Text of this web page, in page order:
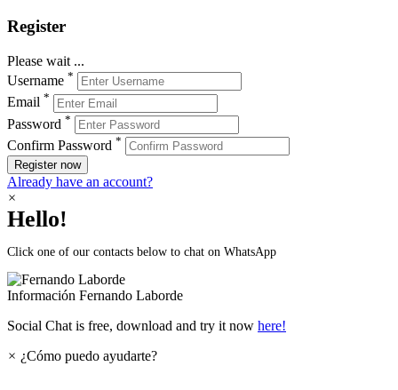
Register
Please wait ...
Username *
Email *
Password *
Confirm Password *
Register now
Already have an account?
×
Hello!
Click one of our contacts below to chat on WhatsApp
Información Fernando Laborde
Social Chat is free, download and try it now here!
× ¿Cómo puedo ayudarte?